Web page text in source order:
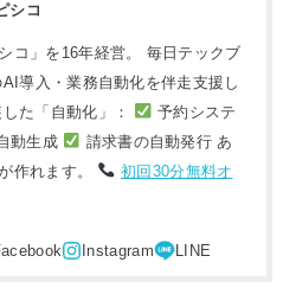
シコ
コ」を16年経営。 毎日テックブ
導入・業務自動化を伴走支援し
た「自動化」：
予約システ
動生成
請求書の自動発行 あ
作れます。
初回30分無料オ